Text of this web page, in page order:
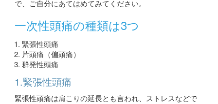
で、ご自分にあてはめてみてください。
一次性頭痛の種類は3つ
緊張性頭痛
片頭痛（偏頭痛）
群発性頭痛
1.緊張性頭痛
緊張性頭痛は肩こりの延長とも言われ、ストレスなどで